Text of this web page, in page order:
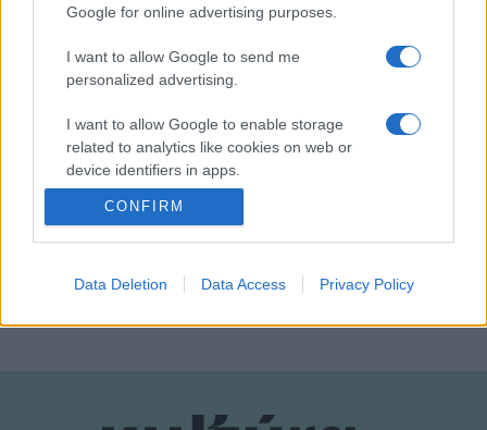
Google for online advertising purposes.
I want to allow Google to send me
personalized advertising.
I want to allow Google to enable storage
related to analytics like cookies on web or
device identifiers in apps.
I want to allow Google to enable storage
related to functionality of the website or app.
I want to allow Google to enable storage
CONFIRM
Data Deletion Data Access Privacy Policy
Végh Nóra
Fotó: Csákvári Zsigmond
HÍREK
MEGOSZTÁS